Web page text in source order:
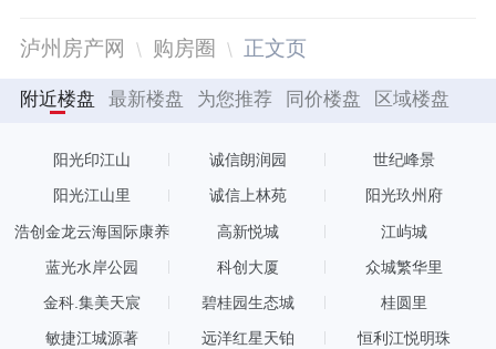
泸州房产网 购房圈 正文页
附近楼盘 最新楼盘 为您推荐 同价楼盘 区域楼盘
阳光印江山 诚信朗润园 世纪峰景
阳光江山里 诚信上林苑 阳光玖州府
浩创金龙云海国际康养
高新悦城 江屿城
蓝光水岸公园 科创大厦 众城繁华里
金科.集美天宸 碧桂园生态城 桂圆里
敏捷江城源著 远洋红星天铂 恒利江悦明珠